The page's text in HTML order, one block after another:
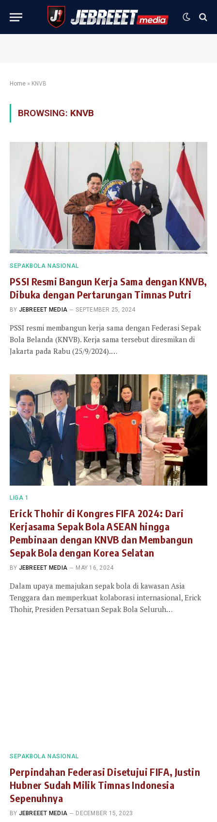
Home » KNVB
BROWSING: KNVB
SEPAKBOLA NASIONAL
PSSI Resmi Bangun Kerja Sama dengan KNVB,
Dibuka dengan Pertarungan Timnas Putri
BY JEBREEET MEDIA SEPTEMBER 25, 2024
PSSI resmi membangun kerja sama dengan Federasi Sepak
Bola Belanda (KNVB). Kerja sama tersebut diresmikan di
Jakarta pada Rabu (25/9/2024).…
LIGA 1
Erick Thohir di Kongres FIFA 2024: Dari
Kerjasama Sepak Bola ASEAN hingga
Pembinaan dengan KNVB dan Membangun
Sepak Bola dengan Korea Selatan
BY JEBREEET MEDIA MAY 16, 2024
Dalam upaya memajukan sepak bola di kawasan Asia
Tenggara dan memperkuat kolaborasi internasional, Erick
Thohir, Presiden Persatuan Sepak Bola Seluruh…
SEPAKBOLA NASIONAL
Perpindahan Federasi Disetujui FIFA, Justin
Hubner Sudah Milik Timnas Indonesia
Sepenuhnya
BY JEBREEET MEDIA DECEMBER 15, 2023